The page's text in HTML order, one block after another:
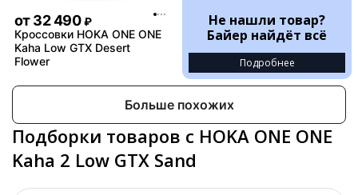
от32 490 ₽
Кроссовки HOKA ONE ONE
Kaha Low GTX Desert
Flower
Не нашли товар?
Байер найдёт всё
Подробнее
Больше похожих
Подборки товаров с HOKA ONE ONE
Kaha 2 Low GTX Sand